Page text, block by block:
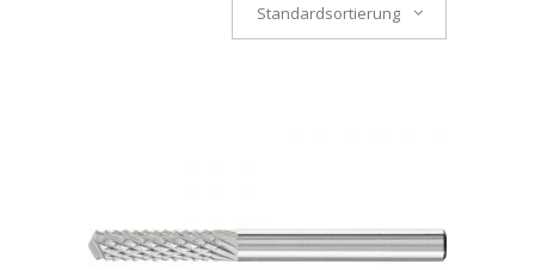
Standardsortierung